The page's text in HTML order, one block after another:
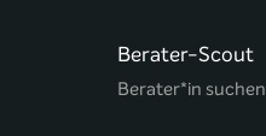
Berater-Scout
Berater*in suchen